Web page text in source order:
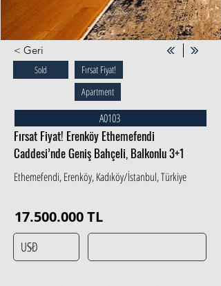
< Geri
Sold
Fırsat Fiyat!
Apartment
A0103
Fırsat Fiyat! Erenköy Ethemefendi
Caddesi’nde Geniş Bahçeli, Balkonlu 3+1
Ethemefendi, Erenköy, Kadıköy/İstanbul, Türkiye
17.500.000TL